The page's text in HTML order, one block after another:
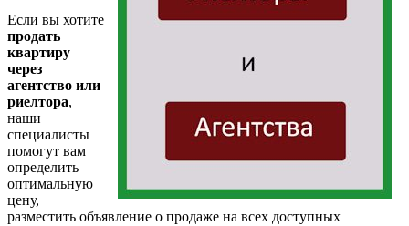
Если вы хотите
продать
квартиру
через
агентство или
риелтора,
наши
специалисты
помогут вам
определить
оптимальную
цену,
разместить объявление о продаже на всех доступных